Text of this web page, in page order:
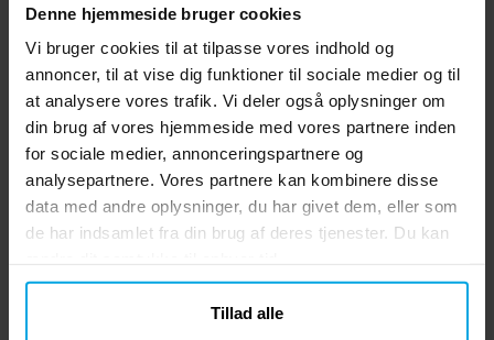
Denne hjemmeside bruger cookies
Vi bruger cookies til at tilpasse vores indhold og
annoncer, til at vise dig funktioner til sociale medier og til
at analysere vores trafik. Vi deler også oplysninger om
din brug af vores hjemmeside med vores partnere inden
for sociale medier, annonceringspartnere og
analysepartnere. Vores partnere kan kombinere disse
data med andre oplysninger, du har givet dem, eller som
de har indsamlet fra din brug af deres tjenester. Du kan
Tillad alle
FunCakes Krymmelmix
FunCakes - Krymmelmix